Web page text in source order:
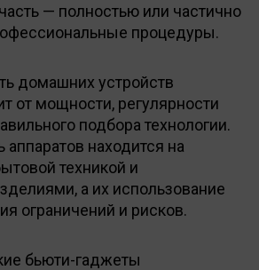
— полностью или частично
процедуры.
домашних устройств
от мощности, регулярности
подбора технологии.
аппаратов находится на
техникой и
а их использование
ограничений и рисков.
бьюти-гаджеты